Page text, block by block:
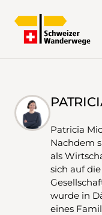
Patricia
Nachdem
als
sich auf
wurde in
eines